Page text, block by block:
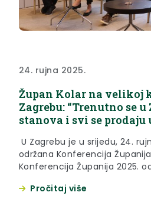
24. rujna 2025.
Župan Kolar na velikoj
Zagrebu: “Trenutno se
stanova i svi se prodaju
U Zagrebu je u srijedu, 24.
održana Konferencija
Konferencija Županija 2025.
Libusoft CICOM kao prvi dio
Pročitaj više